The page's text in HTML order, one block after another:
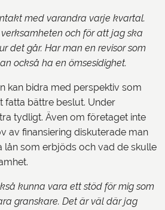
med varandra varje kvartal.
och för att jag ska
det går. Har man en revisor som
också ha en ömsesidighet.
kan bidra med perspektiv som
fatta bättre beslut. Under
tydligt. Även om företaget inte
av finansiering diskuterade man
lån som erbjöds och vad de skulle
kunna vara ett stöd för mig som
granskare. Det är väl där jag